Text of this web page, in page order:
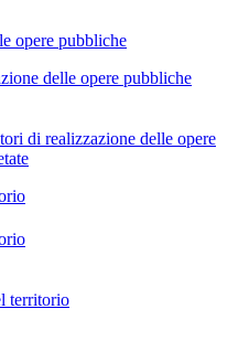
opere pubbliche
delle opere pubbliche
di realizzazione delle opere
territorio